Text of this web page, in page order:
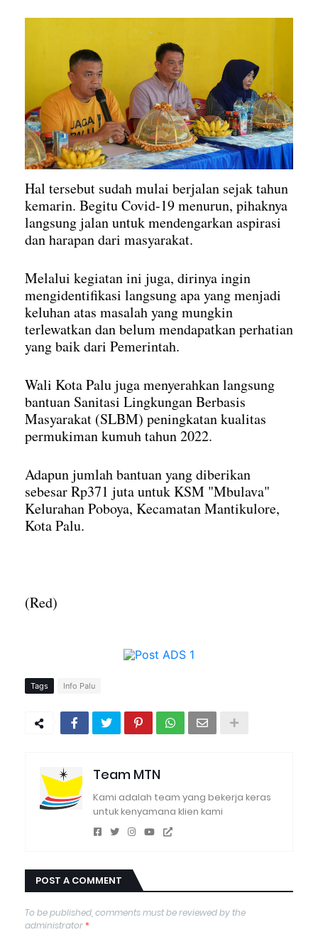
Hal tersebut sudah mulai berjalan sejak tahun
kemarin. Begitu Covid-19 menurun, pihaknya
langsung jalan untuk mendengarkan aspirasi
dan harapan dari masyarakat.
Melalui kegiatan ini juga, dirinya ingin
mengidentifikasi langsung apa yang menjadi
keluhan atas masalah yang mungkin
terlewatkan dan belum mendapatkan perhatian
yang baik dari Pemerintah.
Wali Kota Palu juga menyerahkan langsung
bantuan Sanitasi Lingkungan Berbasis
Masyarakat (SLBM) peningkatan kualitas
permukiman kumuh tahun 2022.
Adapun jumlah bantuan yang diberikan
sebesar Rp371 juta untuk KSM "Mbulava"
Kelurahan Poboya, Kecamatan Mantikulore,
Kota Palu.
(Red)
Tags Info Palu
Team MTN
Kami adalah team yang bekerja keras
untuk kenyamana klien kami
POST A COMMENT
To be published, comments must be reviewed by the
administrator*